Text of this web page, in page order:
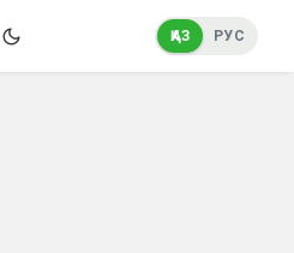
ҚАЗ РУС